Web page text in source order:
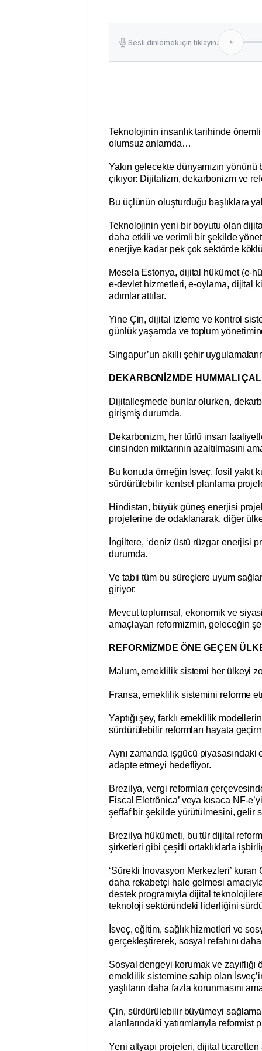
Sesli dinlemek için tıklayın.
Teknolojinin insanlık tarihinde
olumsuz anlamda…
Yakın gelecekte dünyamızın
çıkıyor: Dijitalizm, dekarbonizm ve
Bu üçlünün oluşturduğu başlıklara
Teknolojinin yeni bir boyutu olan
daha etkili ve verimli bir şekilde
enerjiye kadar pek çok sektörde
Mesela Estonya, dijital hükümet (e-
e-devlet hizmetleri, e-oylama, dijital
adımlar attılar.
Yine Çin, dijital izleme ve kontrol
günlük yaşamda ve toplum
Singapur’un akıllı şehir
DEKARBONİZMDE HUMMALI
Dijitalleşmede bunlar olurken,
girişmiş durumda.
Dekarbonizm, her türlü insan
cinsinden miktarının azaltılmasını
Bu konuda örneğin İsveç, fosil yakıt
sürdürülebilir kentsel planlama
Hindistan, büyük güneş enerjisi
projelerine de odaklanarak, diğer
İngiltere, ‘deniz üstü rüzgar enerjisi
durumda.
Ve tabii tüm bu süreçlere uyum
giriyor.
Mevcut toplumsal, ekonomik ve
amaçlayan reformizmin, geleceğin
REFORMİZMDE ÖNE GEÇEN
Malum, emeklilik sistemi her ülkeyi
Fransa, emeklilik sistemini reforme
Yaptığı şey, farklı emeklilik
sürdürülebilir reformları hayata
Aynı zamanda işgücü
adapte etmeyi hedefliyor.
Brezilya, vergi reformları
Fiscal Eletrônica’ veya kısaca NF-
şeffaf bir şekilde yürütülmesini, gelir
Brezilya hükümeti, bu tür dijital
şirketleri gibi çeşitli ortaklıklarla
‘Sürekli İnovasyon Merkezleri’ kuran
daha rekabetçi hale gelmesi
destek programıyla dijital
teknoloji sektöründeki liderliğini
İsveç, eğitim, sağlık hizmetleri ve
gerçekleştirerek, sosyal refahını daha
Sosyal dengeyi korumak ve
emeklilik sistemine sahip olan
yaşlıların daha fazla korunmasını
Çin, sürdürülebilir büyümeyi
alanlarındaki yatırımlarıyla reformist
Yeni altyapı projeleri, dijital